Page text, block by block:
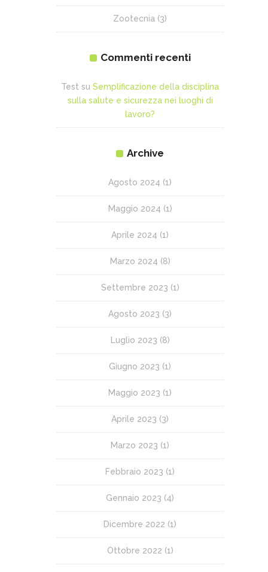
Zootecnia (3)
Commenti recenti
Test su Semplificazione della disciplina
sulla salute e sicurezza nei luoghi di
lavoro?
Archive
Agosto 2024 (1)
Maggio 2024 (1)
Aprile 2024 (1)
Marzo 2024 (8)
Settembre 2023 (1)
Agosto 2023 (3)
Luglio 2023 (8)
Giugno 2023 (1)
Maggio 2023 (1)
Aprile 2023 (3)
Marzo 2023 (1)
Febbraio 2023 (1)
Gennaio 2023 (4)
Dicembre 2022 (1)
Ottobre 2022 (1)